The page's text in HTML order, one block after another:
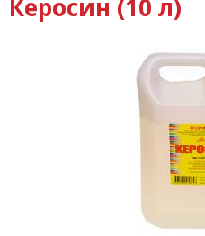
Керосин (10 л)